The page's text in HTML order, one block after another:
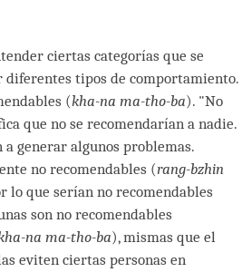
ciertas categorías que se
tipos de comportamiento.
(kha-na ma-tho-ba). "No
que no se recomendarían a nadie.
a generar algunos problemas.
no recomendables (rang-bzhin
lo que serían no recomendables
son no recomendables
na ma-tho-ba), mismas que el
eviten ciertas personas en